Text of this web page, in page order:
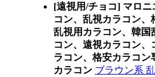
[遠視用/チョコ] マロ
コン、乱視カラコン
乱視用カラコン、韓国
コン、遠視カラコン
ラコン、格安カラコン
カラコン ブラウン系